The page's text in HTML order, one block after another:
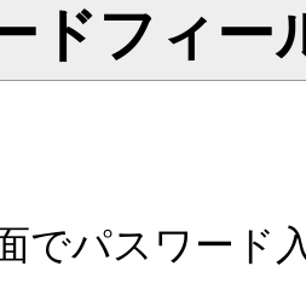
ドフィー
でパスワード